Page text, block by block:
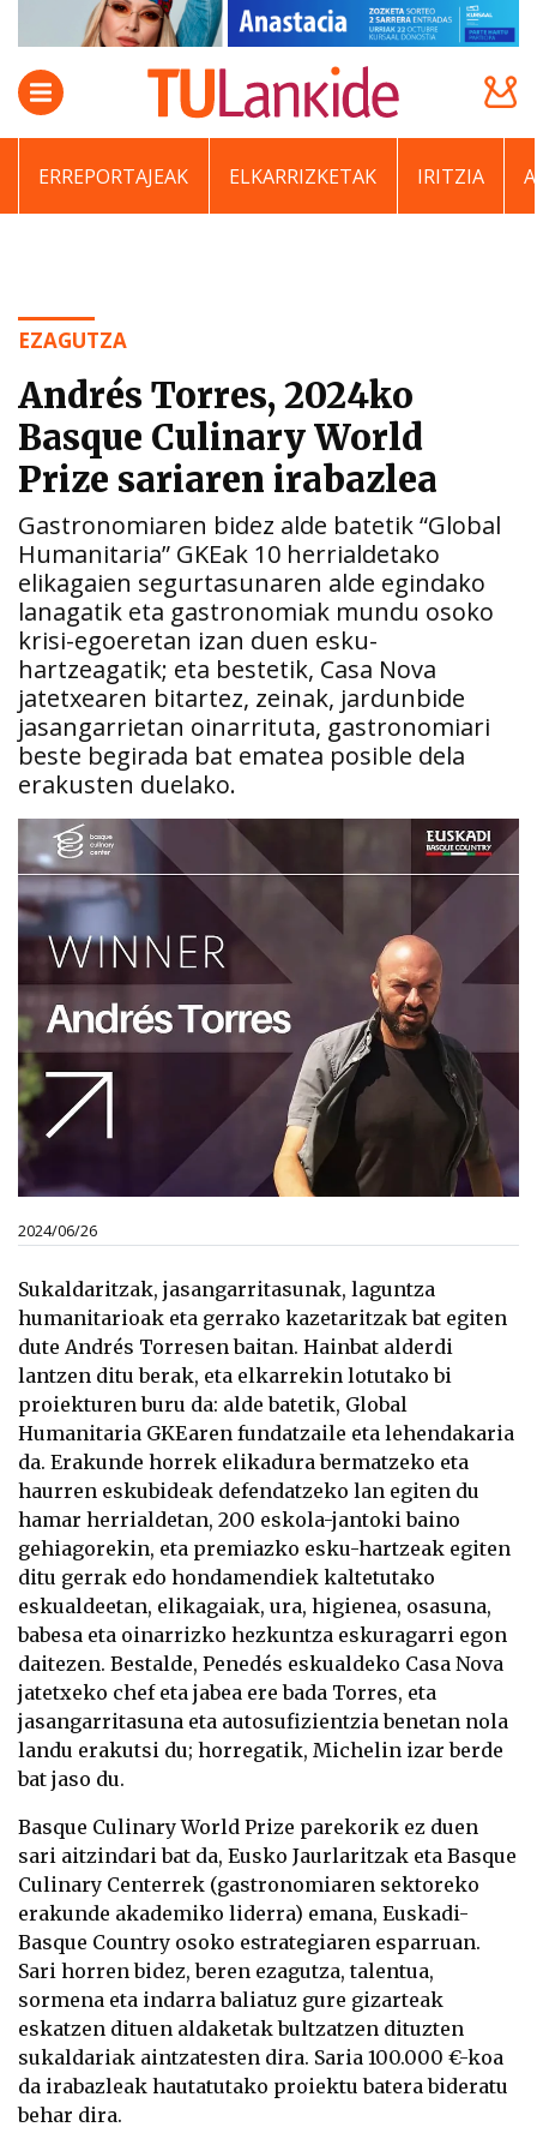
ERREPORTAJEAK ELKARRIZKETAK IRITZIA
EZAGUTZA
Andrés Torres, 2024ko
Basque Culinary World
Prize sariaren irabazlea
Gastronomiaren bidez alde batetik “Global
Humanitaria” GKEak 10 herrialdetako
elikagaien segurtasunaren alde egindako
lanagatik eta gastronomiak mundu osoko
krisi-egoeretan izan duen esku-
hartzeagatik; eta bestetik, Casa Nova
jatetxearen bitartez, zeinak, jardunbide
jasangarrietan oinarrituta, gastronomiari
beste begirada bat ematea posible dela
erakusten duelako.
2024/06/26
Sukaldaritzak, jasangarritasunak, laguntza
humanitarioak eta gerrako kazetaritzak bat egiten
dute Andrés Torresen baitan. Hainbat alderdi
lantzen ditu berak, eta elkarrekin lotutako bi
proiekturen buru da: alde batetik, Global
Humanitaria GKEaren fundatzaile eta lehendakaria
da. Erakunde horrek elikadura bermatzeko eta
haurren eskubideak defendatzeko lan egiten du
hamar herrialdetan, 200 eskola-jantoki baino
gehiagorekin, eta premiazko esku-hartzeak egiten
ditu gerrak edo hondamendiek kaltetutako
eskualdeetan, elikagaiak, ura, higienea, osasuna,
babesa eta oinarrizko hezkuntza eskuragarri egon
daitezen. Bestalde, Penedés eskualdeko Casa Nova
jatetxeko chef eta jabea ere bada Torres, eta
jasangarritasuna eta autosufizientzia benetan nola
landu erakutsi du; horregatik, Michelin izar berde
bat jaso du.
Basque Culinary World Prize parekorik ez duen
sari aitzindari bat da, Eusko Jaurlaritzak eta Basque
Culinary Centerrek (gastronomiaren sektoreko
erakunde akademiko liderra) emana, Euskadi-
Basque Country osoko estrategiaren esparruan.
Sari horren bidez, beren ezagutza, talentua,
sormena eta indarra baliatuz gure gizarteak
eskatzen dituen aldaketak bultzatzen dituzten
sukaldariak aintzatesten dira. Saria 100.000 €-koa
da irabazleak hautatutako proiektu batera bideratu
behar dira.